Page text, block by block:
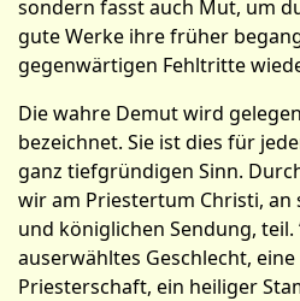
sondern fasst auch Mut, um
gute Werke ihre früher
gegenwärtigen Fehltritte
Die wahre Demut wird
bezeichnet. Sie ist dies für
ganz tiefgründigen Sinn.
wir am Priestertum Christi,
und königlichen Sendung, teil.
auserwähltes Geschlecht,
Priesterschaft, ein heiliger